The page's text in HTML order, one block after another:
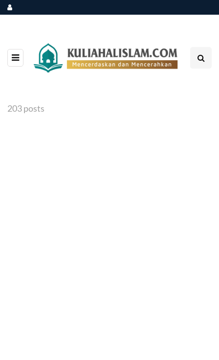
203 posts